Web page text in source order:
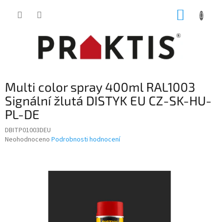
Multi color spray 400ml RAL1003
Signální žlutá DISTYK EU CZ-SK-HU-
PL-DE
DBITP01003DEU
Průměrné
Neohodnoceno Podrobnosti hodnocení